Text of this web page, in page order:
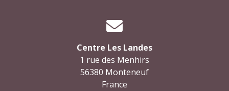
Centre Les Landes
1 rue des Menhirs
56380 Monteneuf
France